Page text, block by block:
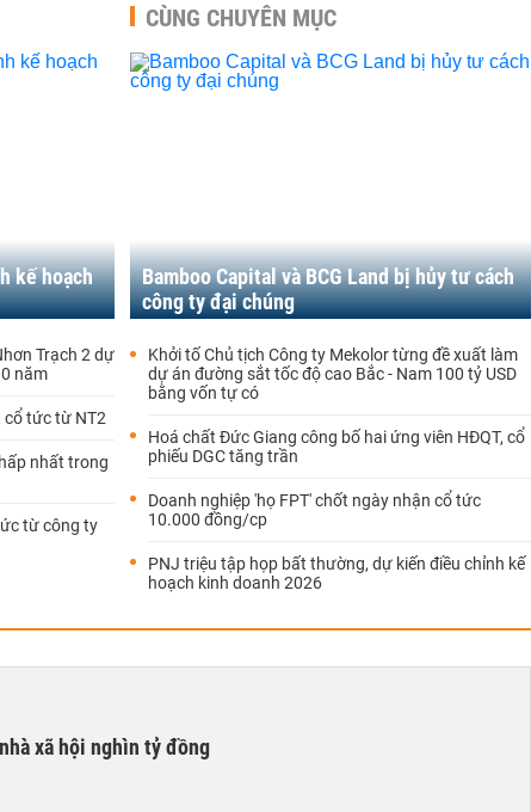
kế hoạch
Trạch 2 dự
năm
cổ tức từ NT2
nhất trong
từ công ty
CÙNG CHUYÊN MỤC
Bamboo Capital và BCG Land bị hủy tư cách
công ty đại chúng
Khởi tố Chủ tịch Công ty Mekolor từng đề xuất làm
dự án đường sắt tốc độ cao Bắc - Nam 100 tỷ USD
bằng vốn tự có
Hoá chất Đức Giang công bố hai ứng viên HĐQT, cổ
phiếu DGC tăng trần
Doanh nghiệp 'họ FPT' chốt ngày nhận cổ tức
10.000 đồng/cp
PNJ triệu tập họp bất thường, dự kiến điều chỉnh kế
hoạch kinh doanh 2026
xã hội nghìn tỷ đồng